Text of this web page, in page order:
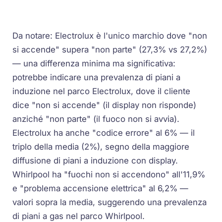
Da notare: Electrolux è l'unico marchio dove "non
si accende" supera "non parte" (27,3% vs 27,2%)
— una differenza minima ma significativa:
potrebbe indicare una prevalenza di piani a
induzione nel parco Electrolux, dove il cliente
dice "non si accende" (il display non risponde)
anziché "non parte" (il fuoco non si avvia).
Electrolux ha anche "codice errore" al 6% — il
triplo della media (2%), segno della maggiore
diffusione di piani a induzione con display.
Whirlpool ha "fuochi non si accendono" all'11,9%
e "problema accensione elettrica" al 6,2% —
valori sopra la media, suggerendo una prevalenza
di piani a gas nel parco Whirlpool.